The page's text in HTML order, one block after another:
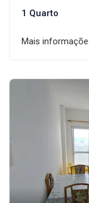
1 Quarto
Mais